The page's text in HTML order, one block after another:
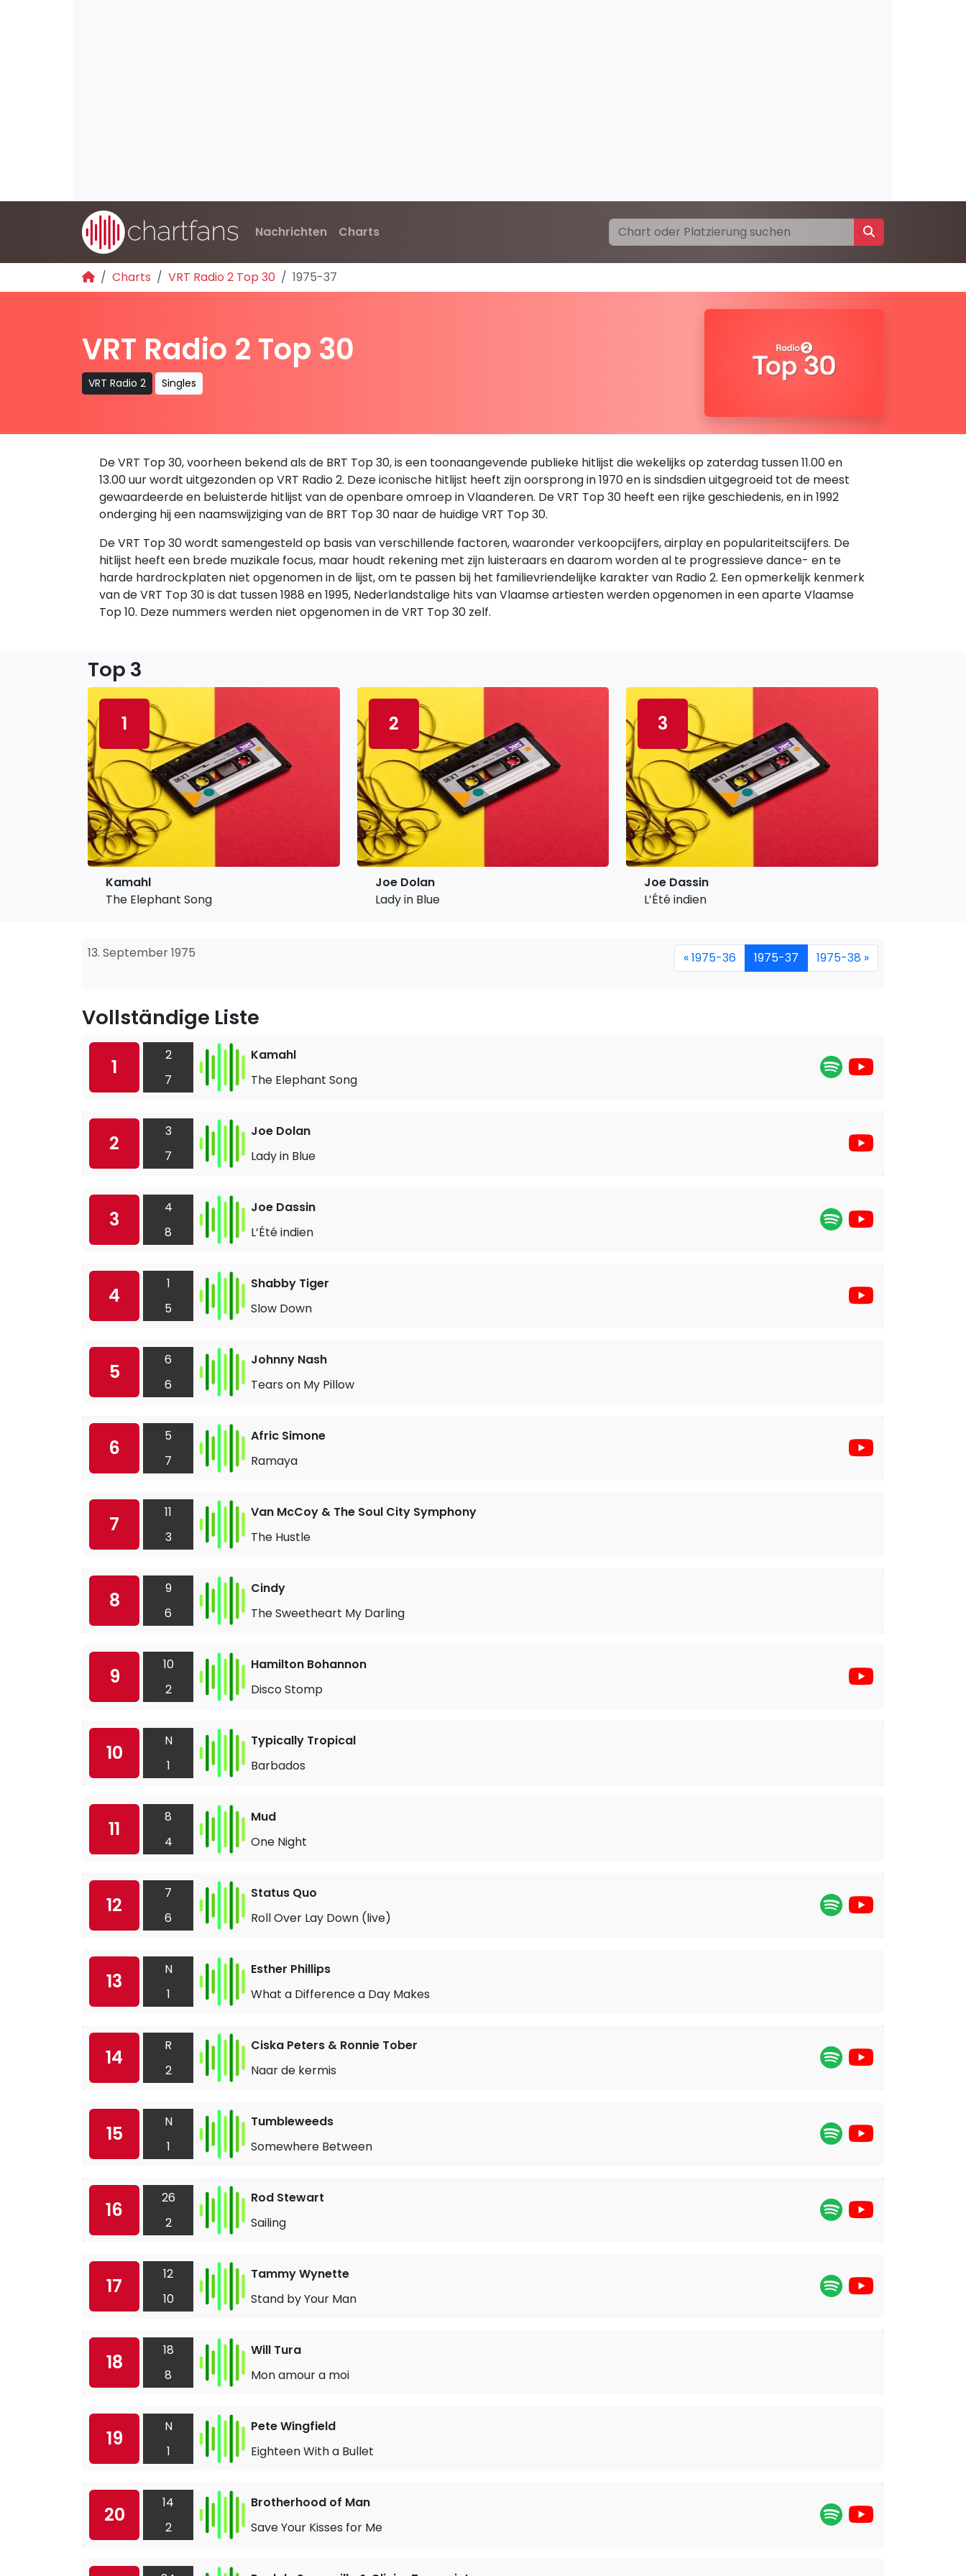
Nachrichten Charts
Charts VRT Radio 2 Top 30 1975-37
VRT Radio 2 Top 30
VRT Radio 2 Singles
De VRT Top 30, voorheen bekend als de BRT Top 30, is een toonaangevende publieke hitlijst die wekelijks op zaterdag tussen 11.00 en
13.00 uur wordt uitgezonden op VRT Radio 2. Deze iconische hitlijst heeft zijn oorsprong in 1970 en is sindsdien uitgegroeid tot de meest
gewaardeerde en beluisterde hitlijst van de openbare omroep in Vlaanderen. De VRT Top 30 heeft een rijke geschiedenis, en in 1992
onderging hij een naamswijziging van de BRT Top 30 naar de huidige VRT Top 30.
De VRT Top 30 wordt samengesteld op basis van verschillende factoren, waaronder verkoopcijfers, airplay en populariteitscijfers. De
hitlijst heeft een brede muzikale focus, maar houdt rekening met zijn luisteraars en daarom worden al te progressieve dance- en te
harde hardrockplaten niet opgenomen in de lijst, om te passen bij het familievriendelijke karakter van Radio 2. Een opmerkelijk kenmerk
van de VRT Top 30 is dat tussen 1988 en 1995, Nederlandstalige hits van Vlaamse artiesten werden opgenomen in een aparte Vlaamse
Top 10. Deze nummers werden niet opgenomen in de VRT Top 30 zelf.
Top 3
1
Kamahl
The Elephant Song
2
Joe Dolan
Lady in Blue
3
Joe Dassin
L’Été indien
13. September 1975 « 1975-36 1975-37 1975-38 »
Vollständige Liste
1
2
7
Kamahl
The Elephant Song
2
3
7
Joe Dolan
Lady in Blue
3
4
8
Joe Dassin
L’Été indien
4
1
5
Shabby Tiger
Slow Down
5
6
6
Johnny Nash
Tears on My Pillow
6
5
7
Afric Simone
Ramaya
7
11
3
Van McCoy & The Soul City Symphony
The Hustle
8
9
6
Cindy
The Sweetheart My Darling
9
10
2
Hamilton Bohannon
Disco Stomp
10
N
1
Typically Tropical
Barbados
11
8
4
Mud
One Night
12
7
6
Status Quo
Roll Over Lay Down (live)
13
N
1
Esther Phillips
What a Difference a Day Makes
14
R
2
Ciska Peters & Ronnie Tober
Naar de kermis
15
N
1
Tumbleweeds
Somewhere Between
16
26
2
Rod Stewart
Sailing
17
12
10
Tammy Wynette
Stand by Your Man
18
18
8
Will Tura
Mon amour a moi
19
N
1
Pete Wingfield
Eighteen With a Bullet
20
14
2
Brotherhood of Man
Save Your Kisses for Me